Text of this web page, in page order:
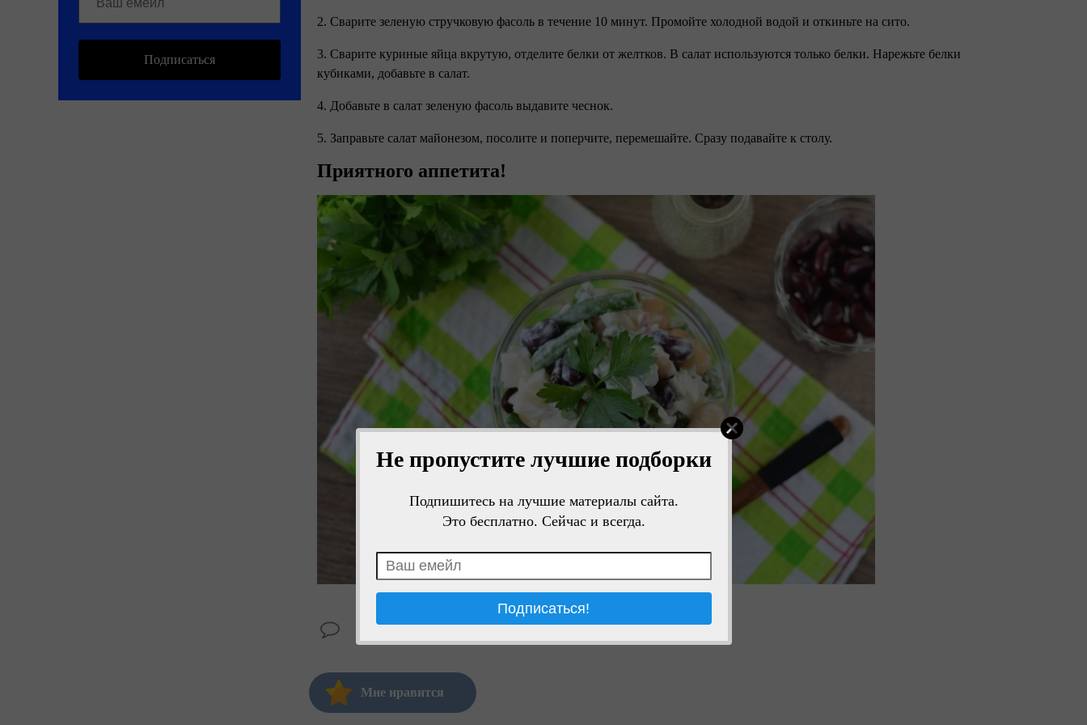
Не пропустите лучшие подборки
Подпишитесь на лучшие материалы сайта.
Это бесплатно. Сейчас и всегда.
Подписаться
2. Сварите зеленую стручковую фасоль в течение 10 минут. Промойте холодной водой и откиньте на сито.
3. Сварите куриные яйца вкрутую, отделите белки от желтков. В салат используются только белки. Нарежьте белки
кубиками, добавьте в салат.
4. Добавьте в салат зеленую фасоль выдавите чеснок.
5. Заправьте салат майонезом, посолите и поперчите, перемешайте. Сразу подавайте к столу.
Приятного аппетита!
Мне нравится